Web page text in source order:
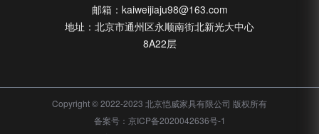
邮箱：kaiweijiaju98@163.com
地址：北京市通州区永顺南街北新光大中心
8A22层
Copyright © 2022-2023 北京恺威家具有限公司 版权所有
备案号： 京ICP备2020042636号-1